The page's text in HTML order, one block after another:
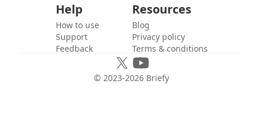
Help
How to use
Support
Feedback
Resources
Blog
Privacy policy
Terms & conditions
© 2023-2026 Briefy